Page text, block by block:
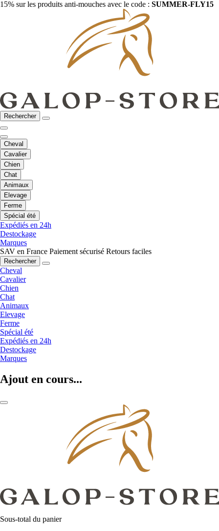
15% sur les produits anti-mouches avec le code : SUMMER-FLY15
Rechercher
Cheval
Cavalier
Chien
Chat
Animaux
Elevage
Ferme
Spécial été
Expédiés en 24h
Destockage
Marques
SAV en France Paiement sécurisé Retours faciles
Rechercher
Cheval
Cavalier
Chien
Chat
Animaux
Elevage
Ferme
Spécial été
Expédiés en 24h
Destockage
Marques
Ajout en cours...
Sous-total du panier